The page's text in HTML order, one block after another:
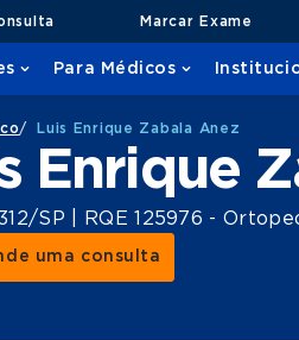
Marcar Exame
Para Médicos
/ Luis Enrique Zabala Anez
Enrique
SP | RQE 125976 -
uma consulta